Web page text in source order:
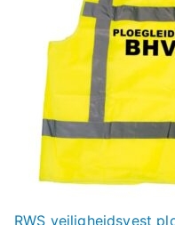
RWS veiligheidsvest